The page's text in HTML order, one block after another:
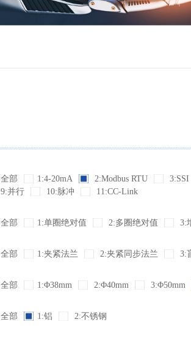
全部 1:4-20mA 2:Modbus RTU 3:SSI
9:并行
10:脉冲 11:CC-Link
全部 1:单圈绝对值 2:多圈绝对值 3:
全部 1:夹紧法兰 2:夹紧同步法兰 3:
全部 1:Φ38mm 2:Φ40mm 3:Φ50mm
全部 1:铝 2:不锈钢